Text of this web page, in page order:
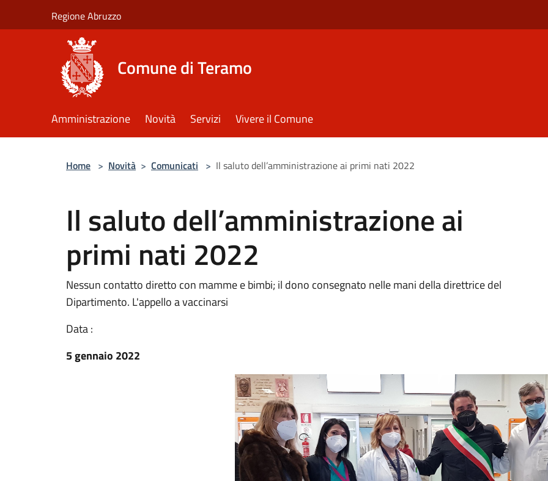
Regione Abruzzo
Comune di Teramo
Amministrazione Novità Servizi Vivere il Comune
Home > Novità > Comunicati > Il saluto dell’amministrazione ai primi nati 2022
Il saluto dell’amministrazione ai
primi nati 2022
Nessun contatto diretto con mamme e bimbi; il dono consegnato nelle mani della direttrice del
Dipartimento. L'appello a vaccinarsi
Data :
5 gennaio 2022